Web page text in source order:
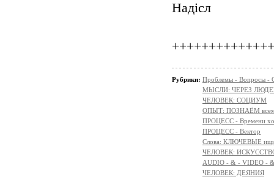
Надісл
Рубрики: Проблемы - Вопросы -
МЫСЛИ: ЧЕРЕЗ
ЧЕЛОВЕК: СОЦИУМ
ОПЫТ: ПОЗНАЁМ всем
ПРОЦЕСС - Времени
ПРОЦЕСС - Вектор
Слова: КЛЮЧЕВЫЕ
ЧЕЛОВЕК:
AUDIO - & - VIDEO -
ЧЕЛОВЕК: ДЕЯНИЯ